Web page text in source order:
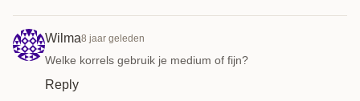
Wilma8 jaar geleden
Welke korrels gebruik je medium of fijn?
Reply